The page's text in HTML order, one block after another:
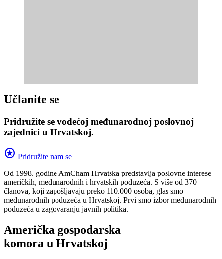
Učlanite se
Pridružite se vodećoj međunarodnoj poslovnoj
zajednici u Hrvatskoj.
stars Pridružite nam se
Od 1998. godine AmCham Hrvatska predstavlja poslovne interese
američkih, međunarodnih i hrvatskih poduzeća. S više od 370
članova, koji zapošljavaju preko 110.000 osoba, glas smo
međunarodnih poduzeća u Hrvatskoj. Prvi smo izbor međunarodnih
poduzeća u zagovaranju javnih politika.
Američka gospodarska
komora u Hrvatskoj